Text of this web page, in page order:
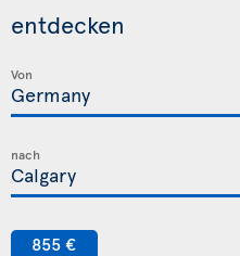
entdecken
Von
nach
855 €